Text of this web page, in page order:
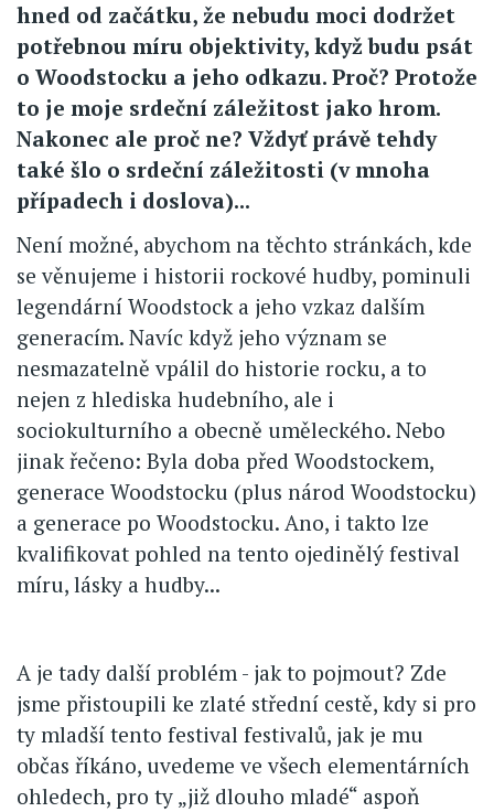
hned od začátku, že nebudu moci dodržet
potřebnou míru objektivity, když budu psát
o Woodstocku a jeho odkazu. Proč? Protože
to je moje srdeční záležitost jako hrom.
Nakonec ale proč ne? Vždyť právě tehdy
také šlo o srdeční záležitosti (v mnoha
případech i doslova)...
Není možné, abychom na těchto stránkách, kde
se věnujeme i historii rockové hudby, pominuli
legendární Woodstock a jeho vzkaz dalším
generacím. Navíc když jeho význam se
nesmazatelně vpálil do historie rocku, a to
nejen z hlediska hudebního, ale i
sociokulturního a obecně uměleckého. Nebo
jinak řečeno: Byla doba před Woodstockem,
generace Woodstocku (plus národ Woodstocku)
a generace po Woodstocku. Ano, i takto lze
kvalifikovat pohled na tento ojedinělý festival
míru, lásky a hudby...
A je tady další problém - jak to pojmout? Zde
jsme přistoupili ke zlaté střední cestě, kdy si pro
ty mladší tento festival festivalů, jak je mu
občas říkáno, uvedeme ve všech elementárních
ohledech, pro ty „již dlouho mladé“ aspoň